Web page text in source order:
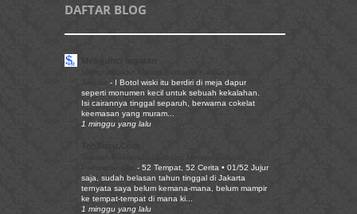
DAFTAR BLOG
- I Botol wiski itu berdiri di meja dapur
seperti monumen kecil untuk sebuah kekalahan.
Isi cairannya tinggal separuh, berwarna cokelat
keemasan yang muram...
1 minggu yang lalu
- 52 Tempat, 52 Cerita • 01/52 Jujur
saja, sudah belasan tahun tinggal di Jakarta
ternyata saya belum kemana-mana, belum mampir
ke tempat-tempat di mana ki...
1 minggu yang lalu